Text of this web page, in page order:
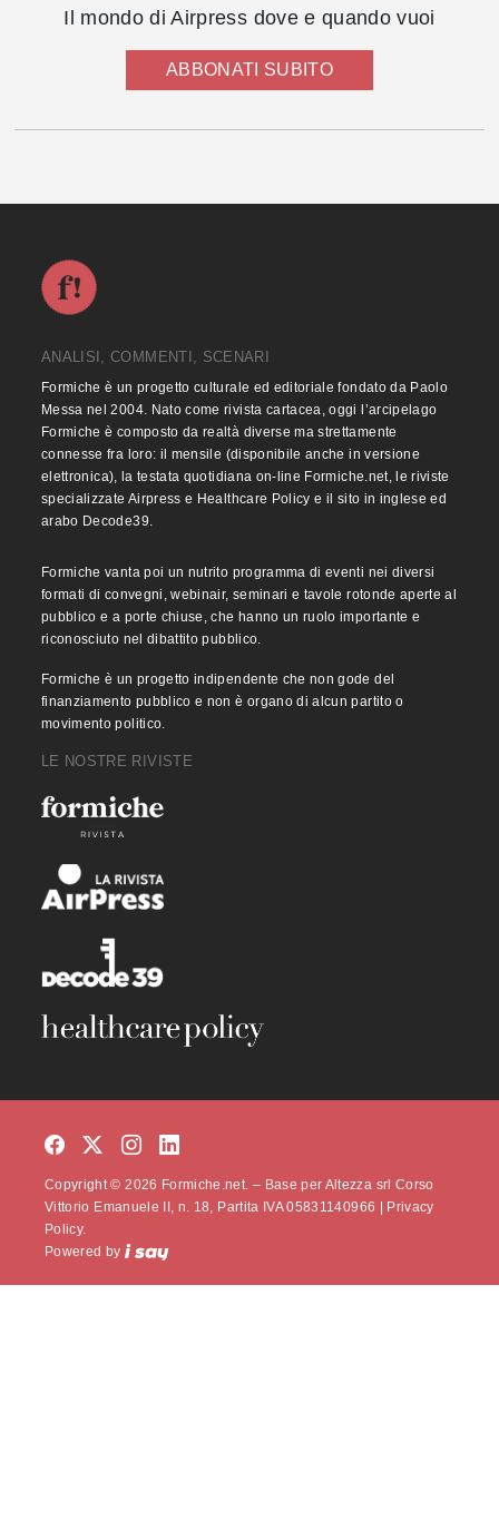
Il mondo di Airpress dove e quando vuoi
ABBONATI SUBITO
ANALISI, COMMENTI, SCENARI
Formiche è un progetto culturale ed editoriale fondato da Paolo
Messa nel 2004. Nato come rivista cartacea, oggi l’arcipelago
Formiche è composto da realtà diverse ma strettamente
connesse fra loro: il mensile (disponibile anche in versione
elettronica), la testata quotidiana on-line Formiche.net, le riviste
specializzate Airpress e Healthcare Policy e il sito in inglese ed
arabo Decode39.
Formiche vanta poi un nutrito programma di eventi nei diversi
formati di convegni, webinair, seminari e tavole rotonde aperte al
pubblico e a porte chiuse, che hanno un ruolo importante e
riconosciuto nel dibattito pubblico.
Formiche è un progetto indipendente che non gode del
finanziamento pubblico e non è organo di alcun partito o
movimento politico.
LE NOSTRE RIVISTE
Copyright © 2026 Formiche.net. – Base per Altezza srl Corso
Vittorio Emanuele II, n. 18, Partita IVA 05831140966 | Privacy
Policy.
Powered by